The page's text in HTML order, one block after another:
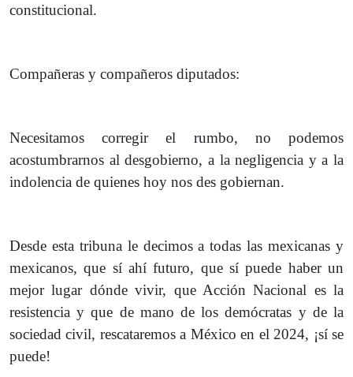
constitucional.
Compañeras y compañeros diputados:
Necesitamos corregir el rumbo, no podemos
acostumbrarnos al desgobierno, a la negligencia y a la
indolencia de quienes hoy nos des gobiernan.
Desde esta tribuna le decimos a todas las mexicanas y
mexicanos, que sí ahí futuro, que sí puede haber un
mejor lugar dónde vivir, que Acción Nacional es la
resistencia y que de mano de los demócratas y de la
sociedad civil, rescataremos a México en el 2024, ¡sí se
puede!